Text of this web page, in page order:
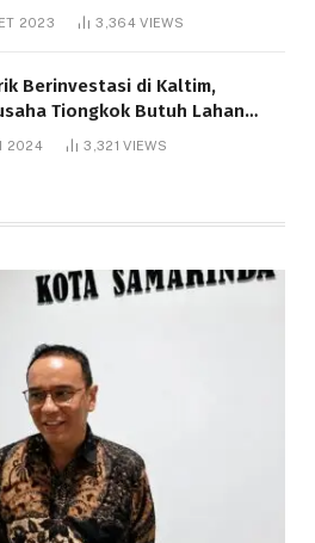
2023 3,364VIEWS
Berinvestasi di Kaltim,
Tiongkok Butuh Lahan
2024 3,321VIEWS